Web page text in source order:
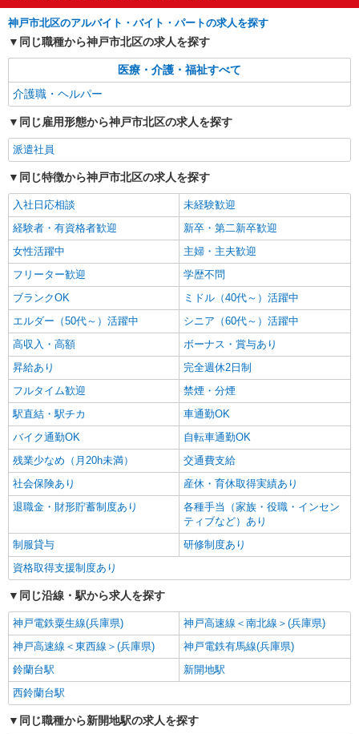
神戸市北区のアルバイト・バイト・パートの求人を探す
同じ職種から神戸市北区の求人を探す
医療・介護・福祉すべて
介護職・ヘルパー
同じ雇用形態から神戸市北区の求人を探す
派遣社員
同じ特徴から神戸市北区の求人を探す
入社日応相談
未経験歓迎
経験者・有資格者歓迎
新卒・第二新卒歓迎
女性活躍中
主婦・主夫歓迎
フリーター歓迎
学歴不問
ブランクOK
ミドル（40代～）活躍中
エルダー（50代～）活躍中
シニア（60代～）活躍中
高収入・高額
ボーナス・賞与あり
昇給あり
完全週休2日制
フルタイム歓迎
禁煙・分煙
駅直結・駅チカ
車通勤OK
バイク通勤OK
自転車通勤OK
残業少なめ（月20h未満）
交通費支給
社会保険あり
産休・育休取得実績あり
退職金・財形貯蓄制度あり
各種手当（家族・役職・インセン
ティブなど）あり
制服貸与
研修制度あり
資格取得支援制度あり
同じ沿線・駅から求人を探す
神戸電鉄粟生線(兵庫県)
神戸高速線＜南北線＞(兵庫県)
神戸高速線＜東西線＞(兵庫県)
神戸電鉄有馬線(兵庫県)
鈴蘭台駅
新開地駅
西鈴蘭台駅
同じ職種から新開地駅の求人を探す